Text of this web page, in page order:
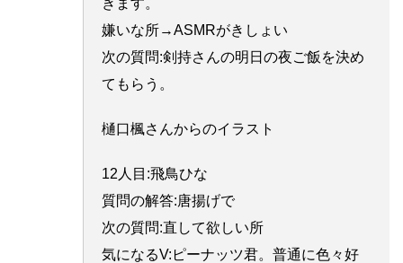
嫌いな所→ASMRがきしょい
次の質問:剣持さんの明日の夜ご飯を決め
てもらう。
樋口楓さんからのイラスト
12人目:飛鳥ひな
質問の解答:唐揚げで
次の質問:直して欲しい所
気になるV:ピーナッツ君。普通に色々好